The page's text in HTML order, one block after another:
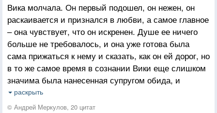
Вика молчала. Он первый подошел, он нежен, он
раскаивается и признался в любви, а самое главное
– она чувствует, что он искренен. Душе ее ничего
больше не требовалось, и она уже готова была
сама прижаться к нему и сказать, как он ей дорог, но
в то же самое время в сознании Вики еще слишком
значима была нанесенная супругом обида, и
требовалось что-нибудь, что хоть частично
компенсировало бы ущемленное чувство ее
раскрыть
© Андрей Меркулов, 20 цитат